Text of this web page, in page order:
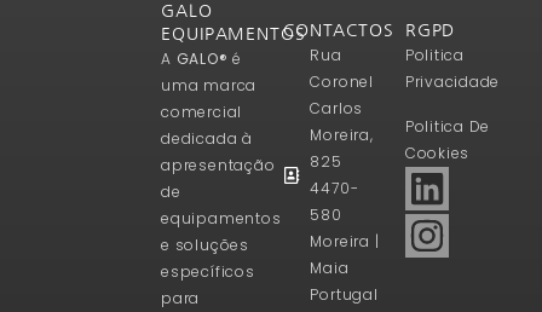
GALO
EQUIPAMENTOS
A GALO® é
uma marca
comercial
dedicada à
apresentação
de
equipamentos
e soluções
específicos
para
CONTACTOS
Rua
Coronel
Carlos
Moreira,
825
4470-
580
Moreira |
Maia
Portugal
RGPD
Politica
Privacidade
Politica De
Cookies